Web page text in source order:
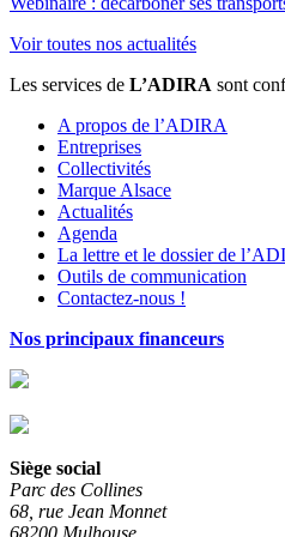
Voir toutes nos actualités
Les services de L’ADIRA sont
A propos de l’ADIRA
Entreprises
Collectivités
Marque Alsace
Actualités
Agenda
La lettre et le dossier de
Outils de communication
Contactez-nous !
Nos principaux financeurs
Siège social
Parc des Collines
68, rue Jean Monnet
68200 Mulhouse